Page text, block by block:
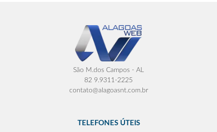
São M.dos Campos - AL
82 9.9311-2225
contato@alagoasnt.com.br
TELEFONES ÚTEIS